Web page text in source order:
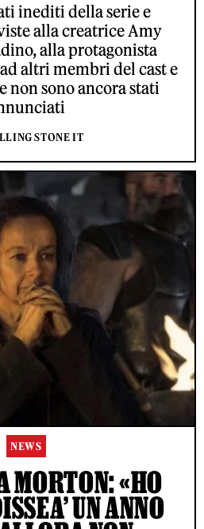
inediti della serie e
alla creatrice Amy
alla protagonista
altri membri del cast e
non sono ancora stati
STONE IT
NEWS
MORTON: «HO
UN ANNO